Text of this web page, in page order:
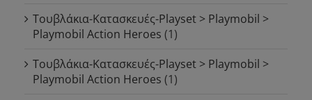
Τουβλάκια-Κατασκευές-Playset > Playmobil >
Playmobil Action Heroes (1)
Τουβλάκια-Κατασκευές-Playset > Playmobil >
Playmobil Action Heroes (1)